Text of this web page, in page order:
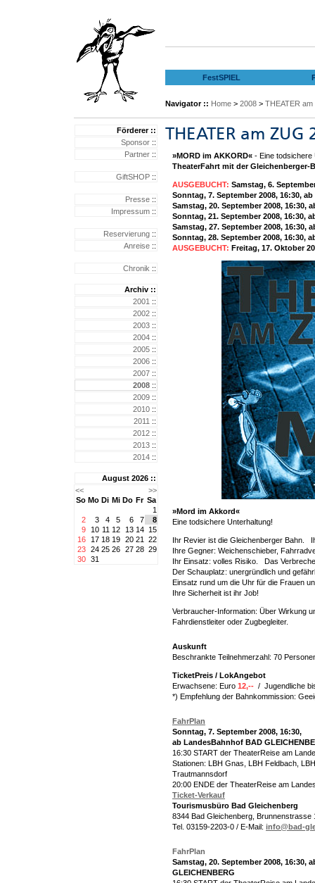
FestSPIEL
Navigator :: Home > 2008 > THEATER
Förderer ::
Sponsor ::
Partner ::
GiftSHOP ::
Presse ::
Impressum ::
Reservierung ::
Anreise ::
Chronik ::
Archiv ::
2001 ::
2002 ::
2003 ::
2004 ::
2005 ::
2006 ::
2007 ::
2008 ::
2009 ::
2010 ::
2011 ::
2012 ::
2013 ::
2014 ::
August 2026 ::
<<
>>
So Mo Di Mi Do Fr Sa
1
2
3 4 5 6 7
8
9
10 11 12 13 14 15
16
17 18 19 20 21
22
23 24 25 26 27 28 29
30 31
»MORD im AKKORD« - Eine todsichere
TheaterFahrt mit der Gleichenberger-
AUSGEBUCHT: Samstag, 6.
Sonntag, 7. September 2008, 16:30,
Samstag, 20. September 2008, 16:30,
Sonntag, 21. September 2008, 16:30,
Samstag, 27. September 2008, 16:30,
Sonntag, 28. September 2008, 16:30,
AUSGEBUCHT: Freitag, 17. Oktober
»Mord im Akkord«
Eine todsichere Unterhaltung!
Ihr Revier ist die Gleichenberger Bahn.
Ihre Gegner: Weichenschieber,
Ihr Einsatz: volles Risiko. Das
Der Schauplatz: unergründlich und
Einsatz rund um die Uhr für die Frauen
Ihre Sicherheit ist ihr Job!
Verbraucher-Information: Über Wirkung
Fahrdienstleiter oder Zugbegleiter.
Auskunft
Beschrankte Teilnehmerzahl: 70
TicketPreis / LokAngebot
Erwachsene: Euro 12,-- / Jugendliche
*) Empfehlung der Bahnkommission:
FahrPlan
Sonntag, 7. September 2008, 16:30,
ab LandesBahnhof BAD
16:30 START der TheaterReise am
Stationen: LBH Gnas, LBH Feldbach,
Trautmannsdorf
20:00 ENDE der TheaterReise am
Ticket-Verkauf
Tourismusbüro Bad Gleichenberg
8344 Bad Gleichenberg, Brunnenstrasse
Tel. 03159-2203-0 / E-Mail: info@bad-
FahrPlan
Samstag, 20. September 2008, 16:30,
GLEICHENBERG